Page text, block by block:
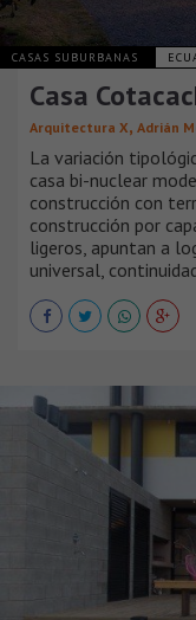
CASAS SUBURBANAS
Casa
Arquitectura X, Adrián
La variación
casa bi-nuclear
construcción con
construcción por
ligeros, apuntan a
universal,